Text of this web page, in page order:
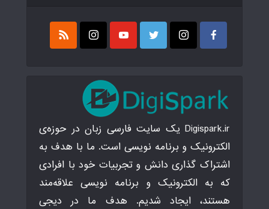
Digispark.ir یک سایت فارسی زبان در حوزه‌ی
الکترونیک و برنامه نویسی است. ما با هدف به
اشتراک گذاری دانش و تجربیات خود با افرادی
که به الکترونیک و برنامه نویسی علاقه‌مند
هستند، ایجاد شدیم. هدف ما در دیجی